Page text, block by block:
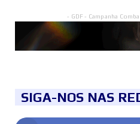
- GDF - Campanha
SIGA-NOS NAS